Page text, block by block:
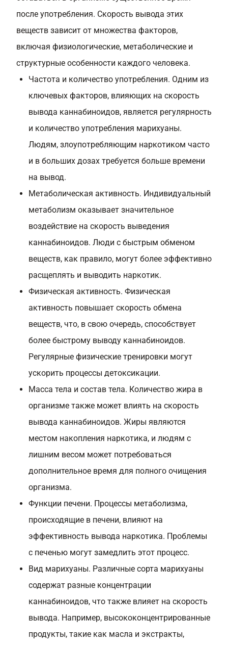
после употребления. Скорость вывода этих
веществ зависит от множества факторов,
включая физиологические, метаболические и
структурные особенности каждого человека.
Частота и количество употребления. Одним из
ключевых факторов, влияющих на скорость
вывода каннабиноидов, является регулярность
и количество употребления марихуаны.
Людям, злоупотребляющим наркотиком часто
и в больших дозах требуется больше времени
на вывод.
Метаболическая активность. Индивидуальный
метаболизм оказывает значительное
воздействие на скорость выведения
каннабиноидов. Люди с быстрым обменом
веществ, как правило, могут более эффективно
расщеплять и выводить наркотик.
Физическая активность. Физическая
активность повышает скорость обмена
веществ, что, в свою очередь, способствует
более быстрому выводу каннабиноидов.
Регулярные физические тренировки могут
ускорить процессы детоксикации.
Масса тела и состав тела. Количество жира в
организме также может влиять на скорость
вывода каннабиноидов. Жиры являются
местом накопления наркотика, и людям с
лишним весом может потребоваться
дополнительное время для полного очищения
организма.
Функции печени. Процессы метаболизма,
происходящие в печени, влияют на
эффективность вывода наркотика. Проблемы
с печенью могут замедлить этот процесс.
Вид марихуаны. Различные сорта марихуаны
содержат разные концентрации
каннабиноидов, что также влияет на скорость
вывода. Например, высококонцентрированные
продукты, такие как масла и экстракты,